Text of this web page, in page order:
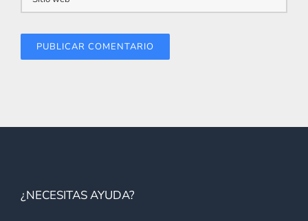
¿NECESITAS AYUDA?